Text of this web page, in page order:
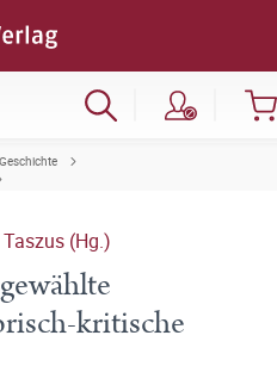
Geschichte
(Hg.)
kritische